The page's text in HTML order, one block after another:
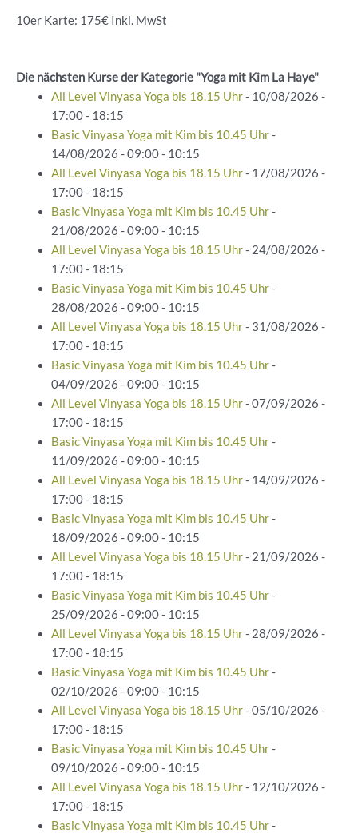
10er Karte: 175€ Inkl. MwSt
Die nächsten Kurse der Kategorie "Yoga mit Kim La Haye"
All Level Vinyasa Yoga bis 18.15 Uhr- 10/08/2026 -
17:00 - 18:15
Basic Vinyasa Yoga mit Kim bis 10.45 Uhr-
14/08/2026 - 09:00 - 10:15
All Level Vinyasa Yoga bis 18.15 Uhr- 17/08/2026 -
17:00 - 18:15
Basic Vinyasa Yoga mit Kim bis 10.45 Uhr-
21/08/2026 - 09:00 - 10:15
All Level Vinyasa Yoga bis 18.15 Uhr- 24/08/2026 -
17:00 - 18:15
Basic Vinyasa Yoga mit Kim bis 10.45 Uhr-
28/08/2026 - 09:00 - 10:15
All Level Vinyasa Yoga bis 18.15 Uhr- 31/08/2026 -
17:00 - 18:15
Basic Vinyasa Yoga mit Kim bis 10.45 Uhr-
04/09/2026 - 09:00 - 10:15
All Level Vinyasa Yoga bis 18.15 Uhr- 07/09/2026 -
17:00 - 18:15
Basic Vinyasa Yoga mit Kim bis 10.45 Uhr-
11/09/2026 - 09:00 - 10:15
All Level Vinyasa Yoga bis 18.15 Uhr- 14/09/2026 -
17:00 - 18:15
Basic Vinyasa Yoga mit Kim bis 10.45 Uhr-
18/09/2026 - 09:00 - 10:15
All Level Vinyasa Yoga bis 18.15 Uhr- 21/09/2026 -
17:00 - 18:15
Basic Vinyasa Yoga mit Kim bis 10.45 Uhr-
25/09/2026 - 09:00 - 10:15
All Level Vinyasa Yoga bis 18.15 Uhr- 28/09/2026 -
17:00 - 18:15
Basic Vinyasa Yoga mit Kim bis 10.45 Uhr-
02/10/2026 - 09:00 - 10:15
All Level Vinyasa Yoga bis 18.15 Uhr- 05/10/2026 -
17:00 - 18:15
Basic Vinyasa Yoga mit Kim bis 10.45 Uhr-
09/10/2026 - 09:00 - 10:15
All Level Vinyasa Yoga bis 18.15 Uhr- 12/10/2026 -
17:00 - 18:15
Basic Vinyasa Yoga mit Kim bis 10.45 Uhr-